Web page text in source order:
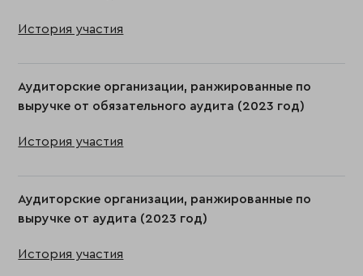
История участия
Аудиторские организации, ранжированные по
выручке от обязательного аудита (2023 год)
История участия
Аудиторские организации, ранжированные по
выручке от аудита (2023 год)
История участия